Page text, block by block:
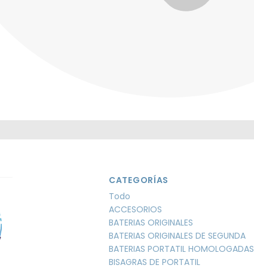
CATEGORÍAS
Todo
ACCESORIOS
BATERIAS ORIGINALES
BATERIAS ORIGINALES DE SEGUNDA
BATERIAS PORTATIL HOMOLOGADAS
BISAGRAS DE PORTATIL